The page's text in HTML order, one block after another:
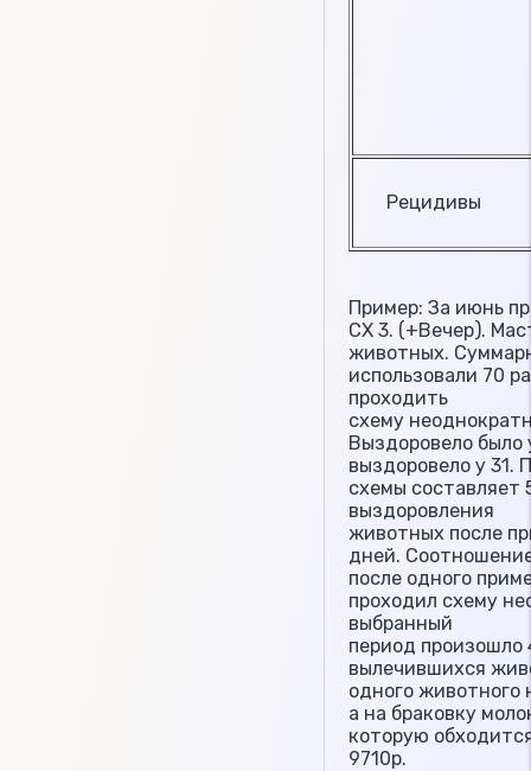
Рецидивы
Пример: За июнь
СХ 3. (+Вечер).
животных.
использовали 70
проходить
схему
Выздоровело
выздоровело у 31.
схемы составляет
выздоровления
животных после
дней.
после одного
проходил схему
выбранный
период произошло
вылечившихся
одного животного
а на браковку
которую
9710р.